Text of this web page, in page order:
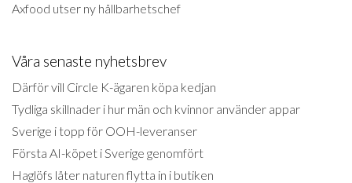
Axfood utser ny hållbarhetschef
Våra senaste nyhetsbrev
Därför vill Circle K-ägaren köpa kedjan
Tydliga skillnader i hur män och kvinnor använder appar
Sverige i topp för OOH-leveranser
Första AI-köpet i Sverige genomfört
Haglöfs låter naturen flytta in i butiken